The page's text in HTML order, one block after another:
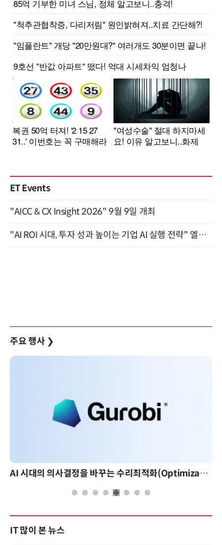
ET Events
"AICC & CX Insight 2026" 9월 9일 개최
"AI ROI 시대, 투자 성과 높이는 기업 AI 실행 전략" 엘타워 6층 (9월 18일)
주요 행사 ❯
AI 시대의 의사결정을 바꾸는 수리최적화(Optimization): 실제 산업 적용 사례와 활용 전략
IT 많이 본 뉴스